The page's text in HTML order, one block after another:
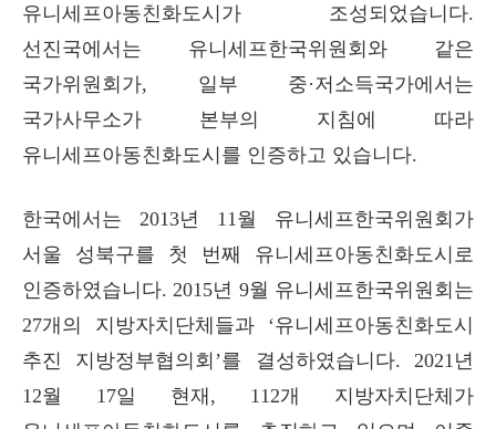
유니세프아동친화도시가 조성되었습니다.
선진국에서는 유니세프한국위원회와 같은
국가위원회가, 일부 중·저소득국가에서는
국가사무소가 본부의 지침에 따라
유니세프아동친화도시를 인증하고 있습니다.
한국에서는 2013년 11월 유니세프한국위원회가
서울 성북구를 첫 번째 유니세프아동친화도시로
인증하였습니다. 2015년 9월 유니세프한국위원회는
27개의 지방자치단체들과 ‘유니세프아동친화도시
추진 지방정부협의회 ’를 결성하였습니다.2021년
12월 17일 현재, 112개 지방자치단체가